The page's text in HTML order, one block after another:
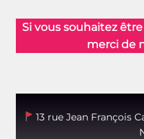
Si vous souhaitez
merci de
13 rue Jean François